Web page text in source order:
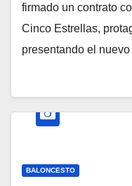
firmado un contrato
Cinco Estrellas,
presentando el
BALONCESTO